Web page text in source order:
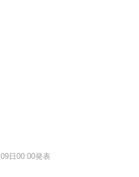
09日00:00発表